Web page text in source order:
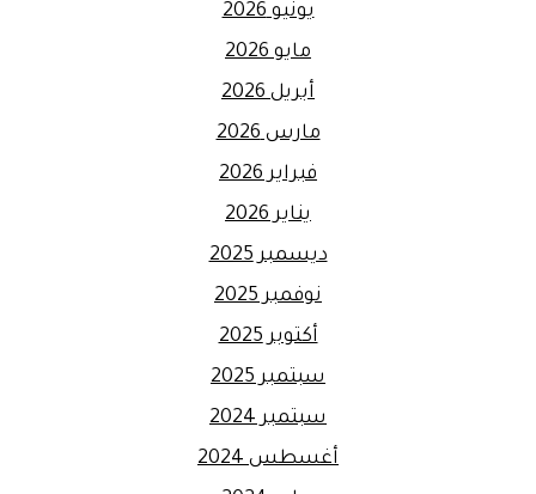
يونيو 2026
مايو 2026
أبريل 2026
مارس 2026
فبراير 2026
يناير 2026
ديسمبر 2025
نوفمبر 2025
أكتوبر 2025
سبتمبر 2025
سبتمبر 2024
أغسطس 2024